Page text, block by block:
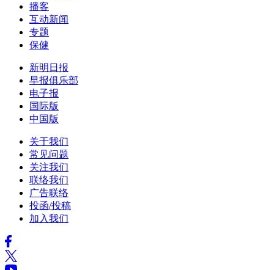
播客
互动新闻
专题
保健
新明日报
早报俱乐部
电子报
国际版
中国版
关于我们
常见问题
关注我们
联络我们
广告联络
投函/投稿
加入我们